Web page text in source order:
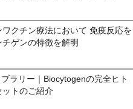
クチン療法において 免疫反応を
ゲンの特徴を解明
ラリー｜Biocytogenの完全ヒト
トのご紹介